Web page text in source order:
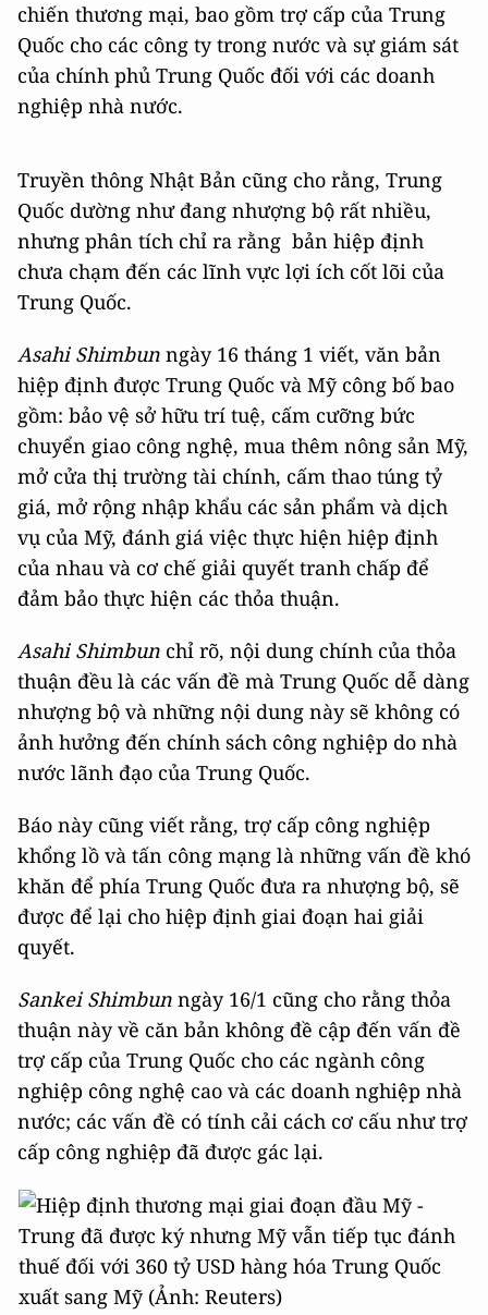
chiến thương mại, bao gồm trợ cấp của Trung
Quốc cho các công ty trong nước và sự giám sát
của chính phủ Trung Quốc đối với các doanh
nghiệp nhà nước.
Truyền thông Nhật Bản cũng cho rằng, Trung
Quốc dường như đang nhượng bộ rất nhiều,
nhưng phân tích chỉ ra rằng bản hiệp định
chưa chạm đến các lĩnh vực lợi ích cốt lõi của
Trung Quốc.
Asahi Shimbun ngày 16 tháng 1 viết, văn bản
hiệp định được Trung Quốc và Mỹ công bố bao
gồm: bảo vệ sở hữu trí tuệ, cấm cưỡng bức
chuyển giao công nghệ, mua thêm nông sản Mỹ,
mở cửa thị trường tài chính, cấm thao túng tỷ
giá, mở rộng nhập khẩu các sản phẩm và dịch
vụ của Mỹ, đánh giá việc thực hiện hiệp định
của nhau và cơ chế giải quyết tranh chấp để
đảm bảo thực hiện các thỏa thuận.
Asahi Shimbun chỉ rõ, nội dung chính của thỏa
thuận đều là các vấn đề mà Trung Quốc dễ dàng
nhượng bộ và những nội dung này sẽ không có
ảnh hưởng đến chính sách công nghiệp do nhà
nước lãnh đạo của Trung Quốc.
Báo này cũng viết rằng, trợ cấp công nghiệp
khổng lồ và tấn công mạng là những vấn đề khó
khăn để phía Trung Quốc đưa ra nhượng bộ, sẽ
được để lại cho hiệp định giai đoạn hai giải
quyết.
Sankei Shimbun ngày 16/1 cũng cho rằng thỏa
thuận này về căn bản không đề cập đến vấn đề
trợ cấp của Trung Quốc cho các ngành công
nghiệp công nghệ cao và các doanh nghiệp nhà
nước; các vấn đề có tính cải cách cơ cấu như trợ
cấp công nghiệp đã được gác lại.